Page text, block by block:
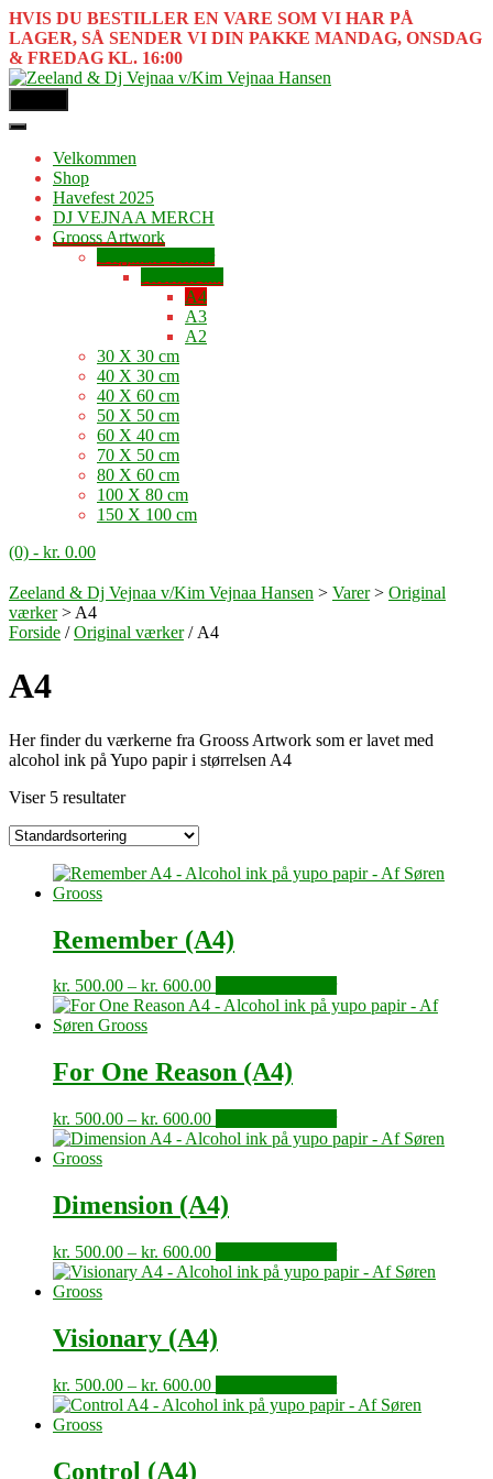
HVIS DU BESTILLER EN VARE SOM VI HAR PÅ
LAGER, SÅ SENDER VI DIN PAKKE MANDAG, ONSDAG
& FREDAG KL. 16:00
Velkommen
Shop
Havefest 2025
DJ VEJNAA MERCH
Grooss Artwork
A4
A3
A2
30 X 30 cm
40 X 30 cm
40 X 60 cm
50 X 50 cm
60 X 40 cm
70 X 50 cm
80 X 60 cm
100 X 80 cm
150 X 100 cm
(0) - kr. 0.00
Zeeland & Dj Vejnaa v/Kim Vejnaa Hansen > Varer> Original
værker> A4
Forside /Original værker/ A4
A4
Her finder du værkerne fra Grooss Artwork som er lavet med
alcohol ink på Yupo papir i størrelsen A4
Viser 5 resultater
Remember (A4)
kr. 500.00 – kr. 600.00Prisinterval:
kr. 500.00
Dette
vare
vælges
på
For One Reason (A4)
kr. 500.00 – kr. 600.00Prisinterval:
kr. 500.00
Dette
vare
vælges
på
Dimension (A4)
kr. 500.00 – kr. 600.00Prisinterval:
kr. 500.00
Dette
vare
vælges
på
Visionary (A4)
kr. 500.00 – kr. 600.00Prisinterval:
kr. 500.00
Dette
vare
Control (A4)